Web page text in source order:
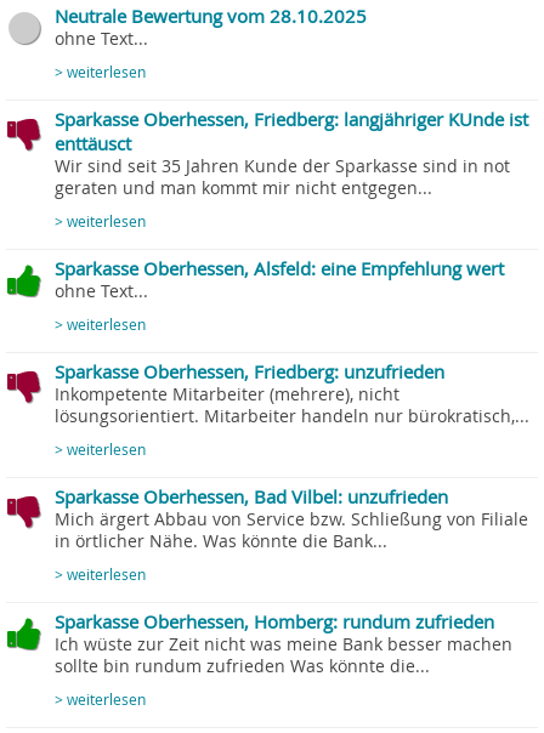
Neutrale Bewertung vom 28.10.2025
ohne Text...
> weiterlesen
Sparkasse Oberhessen, Friedberg: langjähriger KUnde ist
enttäusct
Wir sind seit 35 Jahren Kunde der Sparkasse sind in not
geraten und man kommt mir nicht entgegen...
> weiterlesen
Sparkasse Oberhessen, Alsfeld: eine Empfehlung wert
ohne Text...
> weiterlesen
Sparkasse Oberhessen, Friedberg: unzufrieden
Inkompetente Mitarbeiter (mehrere), nicht
lösungsorientiert. Mitarbeiter handeln nur bürokratisch,...
> weiterlesen
Sparkasse Oberhessen, Bad Vilbel: unzufrieden
Mich ärgert Abbau von Service bzw. Schließung von Filiale
in örtlicher Nähe. Was könnte die Bank...
> weiterlesen
Sparkasse Oberhessen, Homberg: rundum zufrieden
Ich wüste zur Zeit nicht was meine Bank besser machen
sollte bin rundum zufrieden Was könnte die...
> weiterlesen